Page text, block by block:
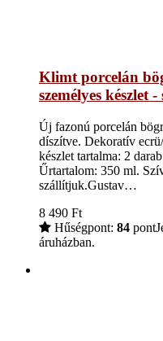
Klimt porcelán
személyes készlet
Új fazonú porcelán
díszítve. Dekoratív
készlet tartalma: 2
Űrtartalom: 350 ml.
szállítjuk.Gustav…
8 490 Ft
Hűségpont: 84 pont
áruházban.